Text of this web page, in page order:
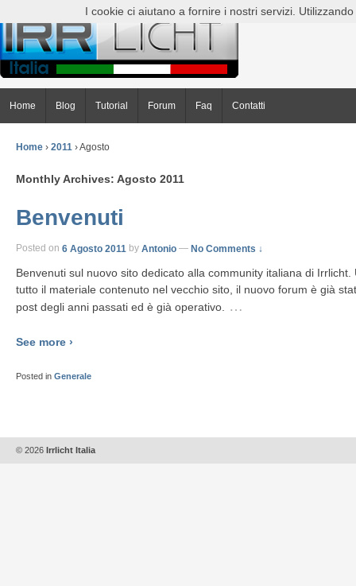
Home Blog Tutorial Forum Faq Contatti
Home › 2011 ›Agosto
Monthly Archives: Agosto 2011
Benvenuti
Posted on 6 Agosto 2011 by Antonio — No Comments ↓
Benvenuti sul nuovo sito dedicato alla community italiana di
tutto il materiale contenuto nel vecchio sito, il nuovo forum è già
post degli anni passati ed è già operativo. …
See more ›
Posted in Generale
© 2026 Irrlicht Italia
I cookie ci aiutano a fornire i nostri servizi.